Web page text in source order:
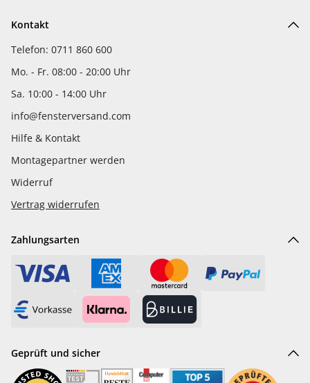
Kontakt
Telefon: 0711 860 600
Mo. - Fr. 08:00 - 20:00 Uhr
Sa. 10:00 - 14:00 Uhr
info@fensterversand.com
Hilfe & Kontakt
Montagepartner werden
Widerruf
Vertrag widerrufen
Zahlungsarten
Geprüft und sicher